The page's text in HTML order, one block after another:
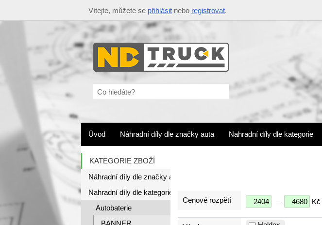
Vítejte, můžete se přihlásit nebo registrovat.
Co
hledáte?
Úvod Náhradní díly dle značky auta Nahradní díly dle kategorie
KATEGORIE ZBOŽÍ
Náhradní díly dle značky auta
Nahradní díly dle kategorie
Autobaterie
BANNER
Cenové rozpětí – Kč